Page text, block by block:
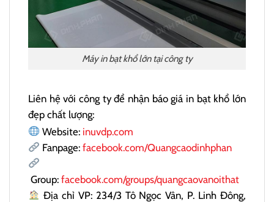
Máy in bạt khổ lớn tại công ty
Liên hệ với công ty để nhận báo giá in bạt khổ lớn
đẹp chất lượng:
Website: inuvdp.com
Fanpage: facebook.com/Quangcaodinhphan
Group: facebook.com/groups/quangcaovanoithat
Địa chỉ VP: 234/3 Tô Ngọc Vân, P. Linh Đông,